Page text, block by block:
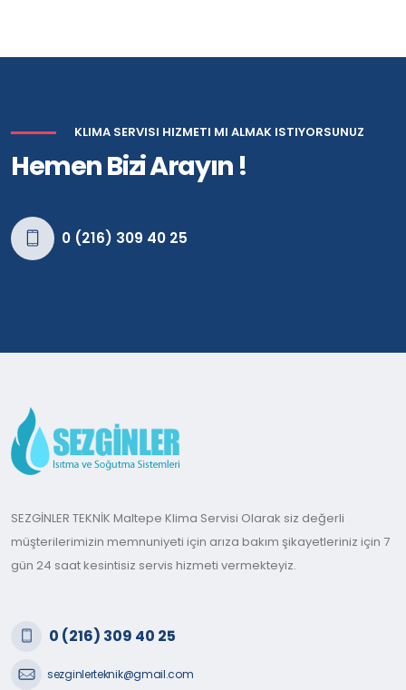
KLIMA SERVISI HIZMETI MI ALMAK ISTIYORSUNUZ
Hemen Bizi Arayın !
0 (216) 309 40 25
SEZGİNLER TEKNİK Maltepe Klima Servisi Olarak siz değerli
müşterilerimizin memnuniyeti için arıza bakım şikayetleriniz için 7
gün 24 saat kesintisiz servis hizmeti vermekteyiz.
0 (216) 309 40 25
sezginlerteknik@gmail.com